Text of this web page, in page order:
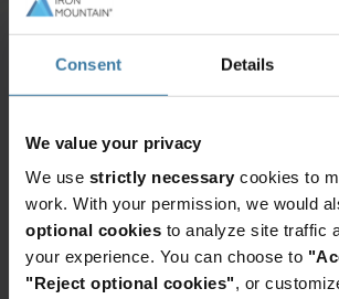
Consent Details
We value your privacy
We use strictly necessary cookies to
work. With your permission, we would
optional cookies to analyze site traffic
your experience. You can choose to
"Reject optional cookies", or
Tu smo da vam
Kontaktirajte nas